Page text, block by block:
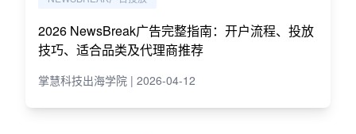
2026 NewsBreak广告完整指南：开户流程、投放
技巧、适合品类及代理商推荐
掌慧科技出海学院 | 2026-04-12